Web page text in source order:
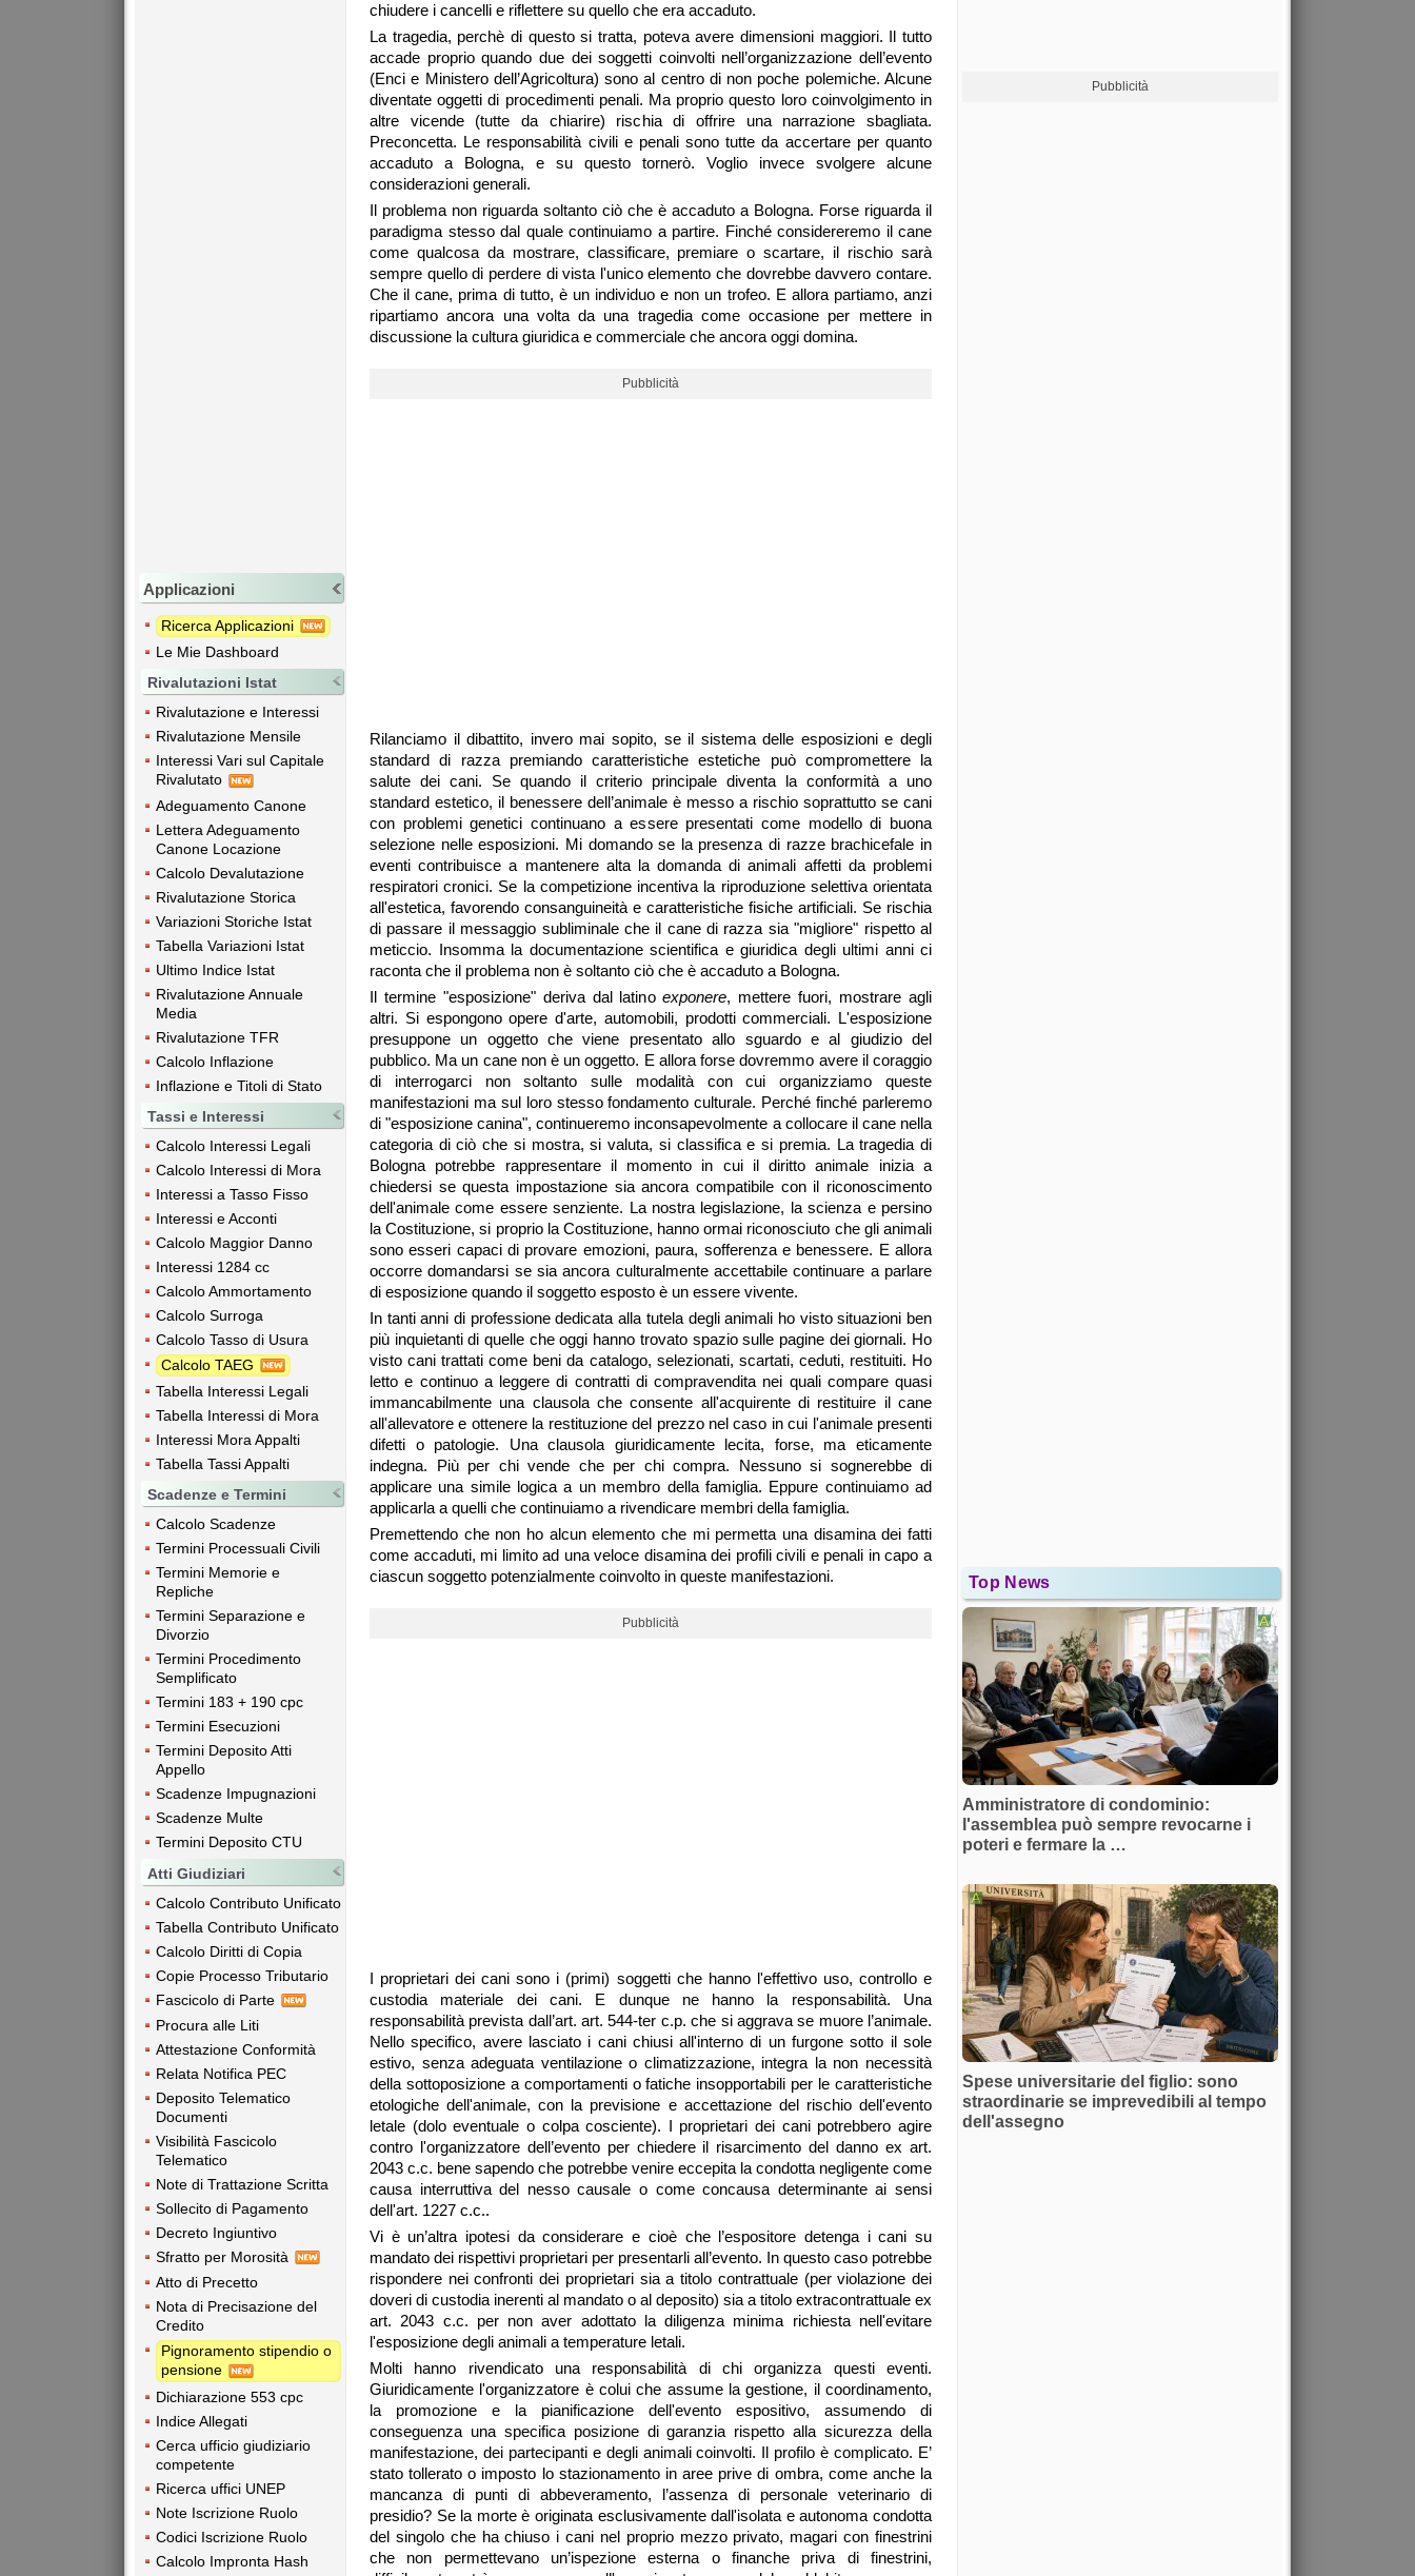
Applicazioni
Ricerca Applicazioni
Le Mie Dashboard
Rivalutazioni Istat
Rivalutazione e Interessi
Rivalutazione Mensile
Interessi Vari sul Capitale
Rivalutato
Adeguamento Canone
Lettera Adeguamento
Canone Locazione
Calcolo Devalutazione
Rivalutazione Storica
Variazioni Storiche Istat
Tabella Variazioni Istat
Ultimo Indice Istat
Rivalutazione Annuale
Media
Rivalutazione TFR
Calcolo Inflazione
Inflazione e Titoli di Stato
Tassi e Interessi
Calcolo Interessi Legali
Calcolo Interessi di Mora
Interessi a Tasso Fisso
Interessi e Acconti
Calcolo Maggior Danno
Interessi 1284 cc
Calcolo Ammortamento
Calcolo Surroga
Calcolo Tasso di Usura
Calcolo TAEG
Tabella Interessi Legali
Tabella Interessi di Mora
Interessi Mora Appalti
Tabella Tassi Appalti
Scadenze e Termini
Calcolo Scadenze
Termini Processuali Civili
Termini Memorie e
Repliche
Termini Separazione e
Divorzio
Termini Procedimento
Semplificato
Termini 183 + 190 cpc
Termini Esecuzioni
Termini Deposito Atti
Appello
Scadenze Impugnazioni
Scadenze Multe
Termini Deposito CTU
Atti Giudiziari
Calcolo Contributo Unificato
Tabella Contributo Unificato
Calcolo Diritti di Copia
Copie Processo Tributario
Fascicolo di Parte
Procura alle Liti
Attestazione Conformità
Relata Notifica PEC
Deposito Telematico
Documenti
Visibilità Fascicolo
Telematico
Note di Trattazione Scritta
Sollecito di Pagamento
Decreto Ingiuntivo
Sfratto per Morosità
Atto di Precetto
Nota di Precisazione del
Credito
Pignoramento stipendio o
pensione
Dichiarazione 553 cpc
Indice Allegati
Cerca ufficio giudiziario
competente
Ricerca uffici UNEP
Note Iscrizione Ruolo
Codici Iscrizione Ruolo
Calcolo Impronta Hash
chiudere i cancelli e riflettere su quello che era accaduto.
La tragedia, perchè di questo si tratta, poteva avere dimensioni maggiori. Il tutto
accade proprio quando due dei soggetti coinvolti nell’organizzazione dell’evento
(Enci e Ministero dell’Agricoltura) sono al centro di non poche polemiche. Alcune
diventate oggetti di procedimenti penali. Ma proprio questo loro coinvolgimento in
altre vicende (tutte da chiarire) rischia di offrire una narrazione sbagliata.
Preconcetta. Le responsabilità civili e penali sono tutte da accertare per quanto
accaduto a Bologna, e su questo tornerò. Voglio invece svolgere alcune
considerazioni generali.
Il problema non riguarda soltanto ciò che è accaduto a Bologna. Forse riguarda il
paradigma stesso dal quale continuiamo a partire. Finché considereremo il cane
come qualcosa da mostrare, classificare, premiare o scartare, il rischio sarà
sempre quello di perdere di vista l'unico elemento che dovrebbe davvero contare.
Che il cane, prima di tutto, è un individuo e non un trofeo. E allora partiamo, anzi
ripartiamo ancora una volta da una tragedia come occasione per mettere in
discussione la cultura giuridica e commerciale che ancora oggi domina.
Pubblicità
Rilanciamo il dibattito, invero mai sopito, se il sistema delle esposizioni e degli
standard di razza premiando caratteristiche estetiche può compromettere la
salute dei cani. Se quando il criterio principale diventa la conformità a uno
standard estetico, il benessere dell’animale è messo a rischio soprattutto se cani
con problemi genetici continuano a essere presentati come modello di buona
selezione nelle esposizioni. Mi domando se la presenza di razze brachicefale in
eventi contribuisce a mantenere alta la domanda di animali affetti da problemi
respiratori cronici. Se la competizione incentiva la riproduzione selettiva orientata
all'estetica, favorendo consanguineità e caratteristiche fisiche artificiali. Se rischia
di passare il messaggio subliminale che il cane di razza sia "migliore" rispetto al
meticcio. Insomma la documentazione scientifica e giuridica degli ultimi anni ci
raconta che il problema non è soltanto ciò che è accaduto a Bologna.
Il termine "esposizione" deriva dal latinoexponere, mettere fuori, mostrare agli
altri. Si espongono opere d'arte, automobili, prodotti commerciali. L'esposizione
presuppone un oggetto che viene presentato allo sguardo e al giudizio del
pubblico. Ma un cane non è un oggetto. E allora forse dovremmo avere il coraggio
di interrogarci non soltanto sulle modalità con cui organizziamo queste
manifestazioni ma sul loro stesso fondamento culturale. Perché finché parleremo
di "esposizione canina", continueremo inconsapevolmente a collocare il cane nella
categoria di ciò che si mostra, si valuta, si classifica e si premia. La tragedia di
Bologna potrebbe rappresentare il momento in cui il diritto animale inizia a
chiedersi se questa impostazione sia ancora compatibile con il riconoscimento
dell'animale come essere senziente. La nostra legislazione, la scienza e persino
la Costituzione, si proprio la Costituzione, hanno ormai riconosciuto che gli animali
sono esseri capaci di provare emozioni, paura, sofferenza e benessere. E allora
occorre domandarsi se sia ancora culturalmente accettabile continuare a parlare
di esposizione quando il soggetto esposto è un essere vivente.
In tanti anni di professione dedicata alla tutela degli animali ho visto situazioni ben
più inquietanti di quelle che oggi hanno trovato spazio sulle pagine dei giornali. Ho
visto cani trattati come beni da catalogo, selezionati, scartati, ceduti, restituiti. Ho
letto e continuo a leggere di contratti di compravendita nei quali compare quasi
immancabilmente una clausola che consente all'acquirente di restituire il cane
all'allevatore e ottenere la restituzione del prezzo nel caso in cui l'animale presenti
difetti o patologie. Una clausola giuridicamente lecita, forse, ma eticamente
indegna. Più per chi vende che per chi compra. Nessuno si sognerebbe di
applicare una simile logica a un membro della famiglia. Eppure continuiamo ad
applicarla a quelli che continuiamo a rivendicare membri della famiglia.
Premettendo che non ho alcun elemento che mi permetta una disamina dei fatti
come accaduti, mi limito ad una veloce disamina dei profili civili e penali in capo a
ciascun soggetto potenzialmente coinvolto in queste manifestazioni.
Pubblicità
I proprietari dei cani sono i (primi) soggetti che hanno l'effettivo uso, controllo e
custodia materiale dei cani. E dunque ne hanno la responsabilità. Una
responsabilità prevista dall’art. art. 544-ter c.p. che si aggrava se muore l’animale.
Nello specifico, avere lasciato i cani chiusi all'interno di un furgone sotto il sole
estivo, senza adeguata ventilazione o climatizzazione, integra la non necessità
della sottoposizione a comportamenti o fatiche insopportabili per le caratteristiche
etologiche dell'animale, con la previsione e accettazione del rischio dell'evento
letale (dolo eventuale o colpa cosciente). I proprietari dei cani potrebbero agire
contro l'organizzatore dell’evento per chiedere il risarcimento del danno ex art.
2043 c.c. bene sapendo che potrebbe venire eccepita la condotta negligente come
causa interruttiva del nesso causale o come concausa determinante ai sensi
dell'art. 1227 c.c..
Vi è un’altra ipotesi da considerare e cioè che l’espositore detenga i cani su
mandato dei rispettivi proprietari per presentarli all’evento. In questo caso potrebbe
rispondere nei confronti dei proprietari sia a titolo contrattuale (per violazione dei
doveri di custodia inerenti al mandato o al deposito) sia a titolo extracontrattuale ex
art. 2043 c.c. per non aver adottato la diligenza minima richiesta nell'evitare
l'esposizione degli animali a temperature letali.
Molti hanno rivendicato una responsabilità di chi organizza questi eventi.
Giuridicamente l'organizzatore è colui che assume la gestione, il coordinamento,
la promozione e la pianificazione dell'evento espositivo, assumendo di
conseguenza una specifica posizione di garanzia rispetto alla sicurezza della
manifestazione, dei partecipanti e degli animali coinvolti. Il profilo è complicato. E’
stato tollerato o imposto lo stazionamento in aree prive di ombra, come anche la
mancanza di punti di abbeveramento, l’assenza di personale veterinario di
presidio? Se la morte è originata esclusivamente dall'isolata e autonoma condotta
del singolo che ha chiuso i cani nel proprio mezzo privato, magari con finestrini
che non permettevano un’ispezione esterna o finanche priva di finestrini,
Pubblicità
Top News
Amministratore di condominio:
l'assemblea può sempre revocarne i
poteri e fermare la …
Spese universitarie del figlio: sono
straordinarie se imprevedibili al tempo
dell'assegno